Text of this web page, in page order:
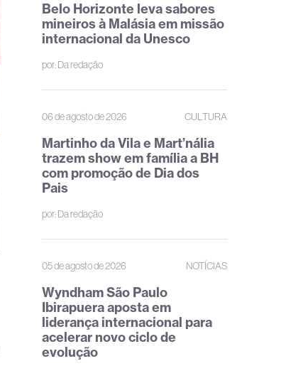
Belo Horizonte leva sabores
mineiros à Malásia em missão
internacional da Unesco
por:Da redação
06 de agosto de 2026 CULTURA
Martinho da Vila e Mart’nália
trazem show em família a BH
com promoção de Dia dos
Pais
por:Da redação
05 de agosto de 2026 NOTÍCIAS
Wyndham São Paulo
Ibirapuera aposta em
liderança internacional para
acelerar novo ciclo de
evolução